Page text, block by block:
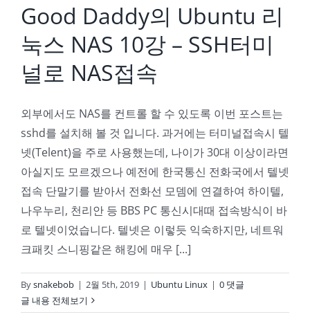
Good Daddy의 Ubuntu 리
눅스 NAS 10강 – SSH터미
널로 NAS접속
외부에서도 NAS를 컨트롤 할 수 있도록 이번 포스트는
sshd를 설치해 볼 것 입니다. 과거에는 터미널접속시 텔
넷(Telent)을 주로 사용했는데, 나이가 30대 이상이라면
아실지도 모르겠으나 예전에 한국통신 전화국에서 텔넷
접속 단말기를 받아서 전화선 모뎀에 연결하여 하이텔,
나우누리, 천리안 등 BBS PC 통신시대때 접속방식이 바
로 텔넷이었습니다. 텔넷은 이렇듯 익숙하지만, 네트워
크패킷 스니핑같은 해킹에 매우 [...]
Bysnakebob | 2월 5th, 2019 | Ubuntu Linux | 0 댓글
글 내용 전체보기